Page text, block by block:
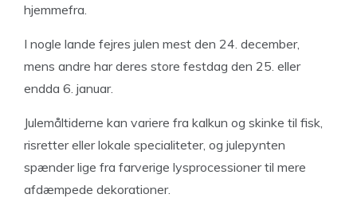
hjemmefra.
I nogle lande fejres julen mest den 24. december,
mens andre har deres store festdag den 25. eller
endda 6. januar.
Julemåltiderne kan variere fra kalkun og skinke til fisk,
risretter eller lokale specialiteter, og julepynten
spænder lige fra farverige lysprocessioner til mere
afdæmpede dekorationer.